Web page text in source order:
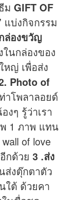
ม GIFT OF
แบ่งกิจกรรม
ล่องขวัญ
นกล่องของ
ญ่ เพื่อส่ง
Photo of
าโพลาลอยด์
งๆ รู้ว่าเรา
1 ภาพ แทน
of love
กด้วย 3 .ส่ง
ส่งตุ๊กตาตัว
ใต้ ด้วยคา